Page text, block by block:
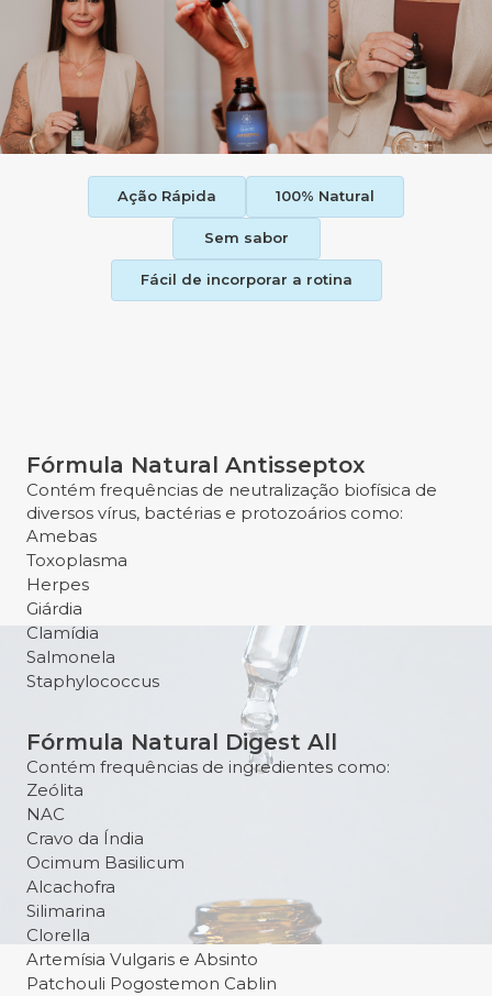
Ação Rápida 100% Natural
Sem sabor
Fácil de incorporar a rotina
Fórmula Natural Antisseptox
Contém frequências de neutralização biofísica de
diversos vírus, bactérias e protozoários como:
Amebas
Toxoplasma
Herpes
Giárdia
Clamídia
Salmonela
Staphylococcus
Fórmula Natural Digest All
Contém frequências de ingredientes como:
Zeólita
NAC
Cravo da Índia
Ocimum Basilicum
Alcachofra
Silimarina
Clorella
Artemísia Vulgaris e Absinto
Patchouli Pogostemon Cablin